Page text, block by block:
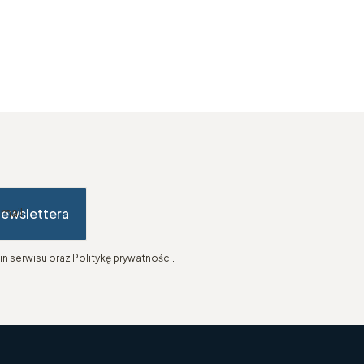
serwisu oraz Politykę prywatności.